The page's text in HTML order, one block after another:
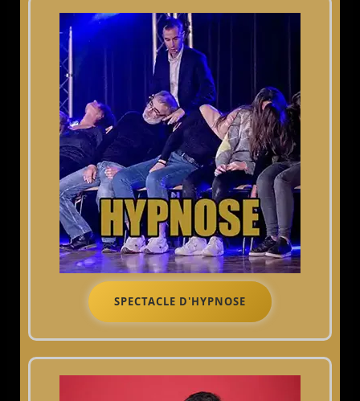
SPECTACLE D'HYPNOSE